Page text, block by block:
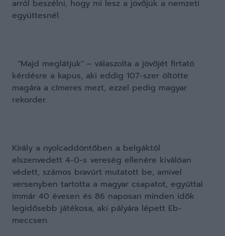
arról beszélni, hogy mi lesz a jövőjük a nemzeti
együttesnél.
"Majd meglátjuk" – válaszolta a jövőjét firtató
kérdésre a kapus, aki eddig 107-szer öltötte
magára a címeres mezt, ezzel pedig magyar
rekorder.
Király a nyolcaddöntőben a belgáktól
elszenvedett 4-0-s vereség ellenére kiválóan
védett, számos bravúrt mutatott be, amivel
versenyben tartotta a magyar csapatot, egyúttal
immár 40 évesen és 86 naposan minden idők
legidősebb játékosa, aki pályára lépett Eb-
meccsen.